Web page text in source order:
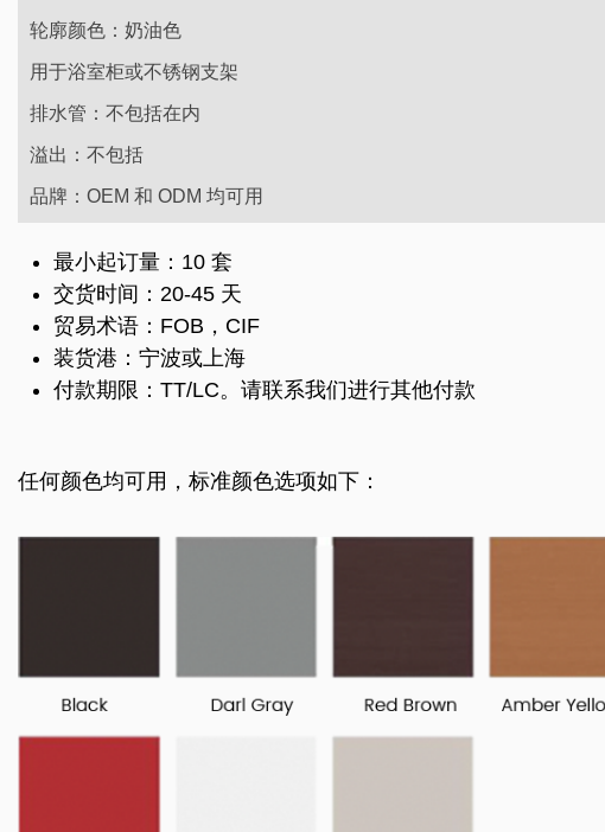
轮廓颜色：奶油色
用于浴室柜或不锈钢支架
排水管：不包括在内
溢出：不包括
品牌：OEM 和 ODM 均可用
最小起订量：10 套
交货时间：20-45 天
贸易术语：FOB，CIF
装货港：宁波或上海
付款期限：TT/LC。请联系我们进行其他付款
任何颜色均可用，标准颜色选项如下：